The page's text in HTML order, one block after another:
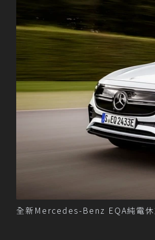
全新Mercedes-Benz EQA純電